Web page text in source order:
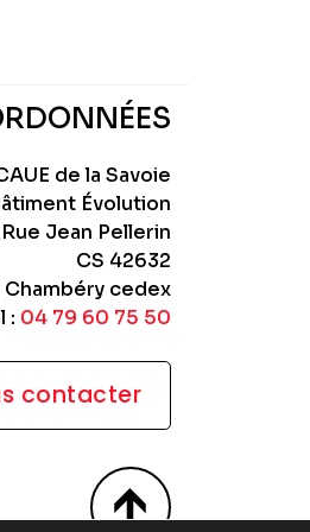
de la Savoie
Évolution
Jean Pellerin
CS 42632
cedex
: 04 79 60 75 50
contacter